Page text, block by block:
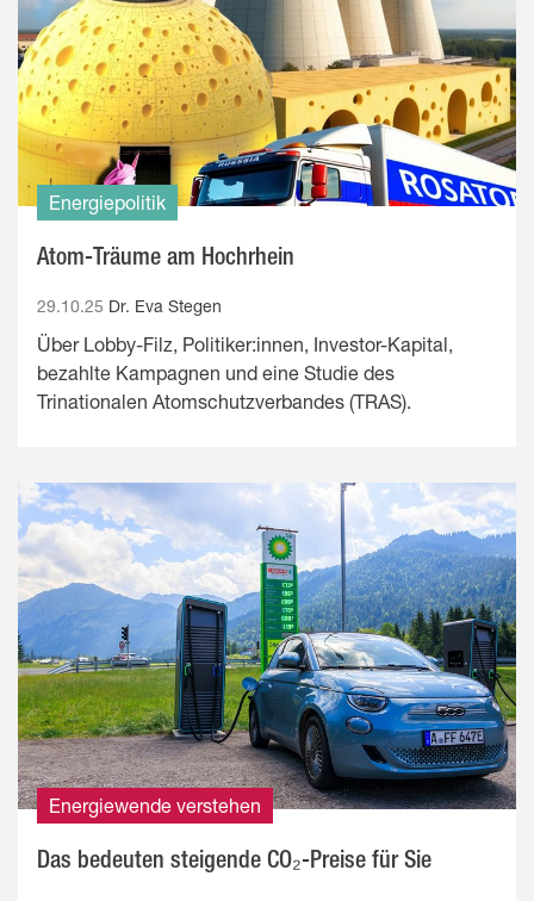
Energiepolitik
Atom-Träume am Hochrhein
29.10.25 Dr. Eva Stegen
Über Lobby-Filz, Politiker:innen, Investor-Kapital,
bezahlte Kampagnen und eine Studie des
Trinationalen Atomschutzverbandes (TRAS).
Energiewende verstehen
Das bedeuten steigende CO₂-Preise für Sie